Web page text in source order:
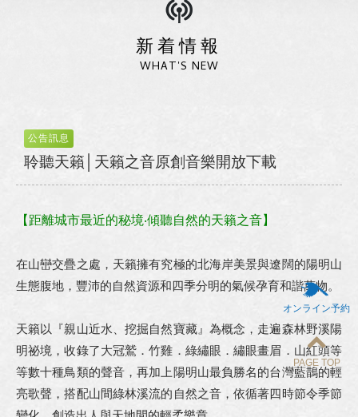
新着情報
WHAT'S NEW
公告訊息
聆聽天籟│天籟之音原創音樂開放下載
【距離城市最近的秘境‧傾聽自然的天籟之音】
在山巒交疊之處，天籟擁有究極的北海岸美景與遼闊的陽明山
生態腹地，豐沛的自然資源和四季分明的氣候孕育和諧萬物。
天籟以『親山近水、挖掘自然寶藏』為概念，走遍森林野溪陽
明祕境，收錄了大冠鷲．竹雞．綠繡眼．繡眼畫眉．山紅頭等
等數十種鳥類的聲音，再加上陽明山最負勝名的台灣藍鵲的輕
亮歌聲，搭配山間綠林溪流的自然之音，依循著四時節令季節
オンライン予約
PAGE TOP